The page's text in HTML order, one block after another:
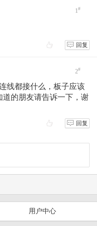
1#
回复
2#
线都接什么，板子应该
的朋友请告诉一下，谢
回复
用户中心